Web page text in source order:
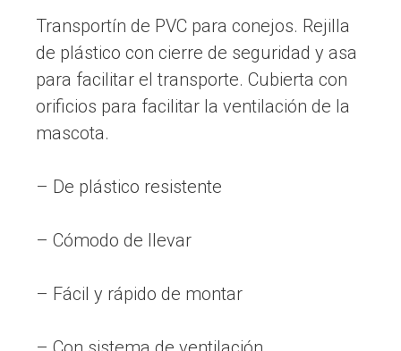
Transportín de PVC para conejos. Rejilla
de plástico con cierre de seguridad y asa
para facilitar el transporte. Cubierta con
orificios para facilitar la ventilación de la
mascota.
– De plástico resistente
– Cómodo de llevar
– Fácil y rápido de montar